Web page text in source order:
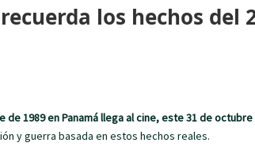
los hechos del
1989 en Panamá llega al cine, este 31 de
y guerra basada en estos hechos reales.